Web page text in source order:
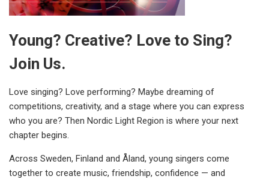
Young? Creative? Love to Sing?
Join Us.
Love singing? Love performing? Maybe dreaming of
competitions, creativity, and a stage where you can express
who you are? Then Nordic Light Region is where your next
chapter begins.
Across Sweden, Finland and Åland, young singers come
together to create music, friendship, confidence — and